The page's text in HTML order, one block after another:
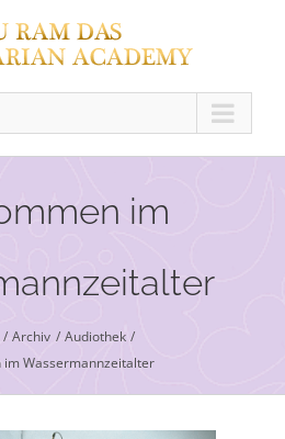
im
Archiv
Audiothek
im Wassermannzeitalter